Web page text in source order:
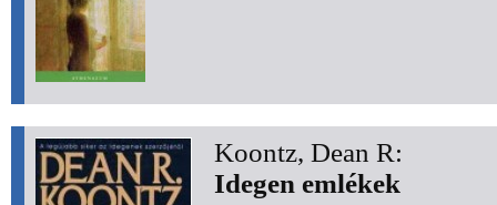
Koontz, Dean R:
Idegen emlékek